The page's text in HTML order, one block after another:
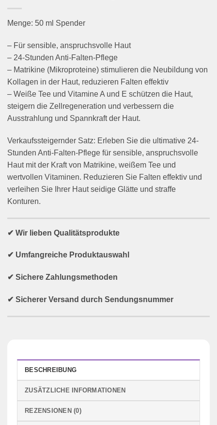
Menge: 50 ml Spender
– Für sensible, anspruchsvolle Haut
– 24-Stunden Anti-Falten-Pflege
– Matrikine (Mikroproteine) stimulieren die Neubildung von
Kollagen in der Haut, reduzieren Falten effektiv
– Weiße Tee und Vitamine A und E schützen die Haut,
steigern die Zellregeneration und verbessern die
Ausstrahlung und Spannkraft der Haut.
Verkaufssteigernder Satz: Erleben Sie die ultimative 24-
Stunden Anti-Falten-Pflege für sensible, anspruchsvolle
Haut mit der Kraft von Matrikine, weißem Tee und
wertvollen Vitaminen. Reduzieren Sie Falten effektiv und
verleihen Sie Ihrer Haut seidige Glätte und straffe
Konturen.
✔ Wir lieben Qualitätsprodukte
✔ Umfangreiche Produktauswahl
✔ Sichere Zahlungsmethoden
✔ Sicherer Versand durch Sendungsnummer
BESCHREIBUNG
ZUSÄTZLICHE INFORMATIONEN
REZENSIONEN (0)